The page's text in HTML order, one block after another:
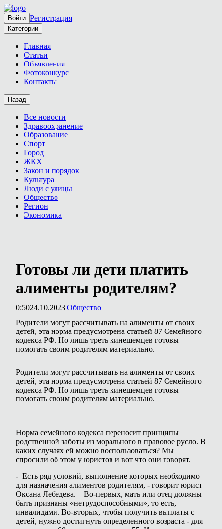
Войти Регистрация
Категории
Главная
Статьи
Объявления
Фотоконкурс
Контакты
Назад
Все новости
Здравоохранение
Образование
Спорт
Город
ЖКХ
Закон и порядок
Культура
Люди с улицы
Общество
Регион
Экономика
Готовы ли дети платить
алименты родителям?
0:5024.10.2023|Общество
Родители могут рассчитывать на алименты от своих
детей, эта норма предусмотрена статьей 87 Семейного
кодекса РФ. Но лишь треть кинешемцев готовы
помогать своим родителям материально.
Родители могут рассчитывать на алименты от своих
детей, эта норма предусмотрена статьей 87 Семейного
кодекса РФ. Но лишь треть кинешемцев готовы
помогать своим родителям материально.
Норма семейного кодекса переносит принципы
родственной заботы из морального в правовое русло. В
каких случаях ей можно воспользоваться? Мы
спросили об этом у юристов и вот что они говорят.
- Есть ряд условий, выполнение которых необходимо
для назначения алиментов родителям, - говорит юрист
Оксана Лебедева. – Во-первых, мать или отец должны
быть признаны «нетрудоспособными», то есть,
инвалидами. Во-вторых, чтобы получить выплаты с
детей, нужно достигнуть определенного возраста - для